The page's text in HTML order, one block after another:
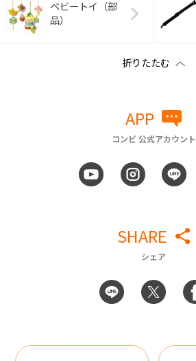
ベビートイ（部
品）
APP
コンビ 公式アカウント
SHARE
シェア